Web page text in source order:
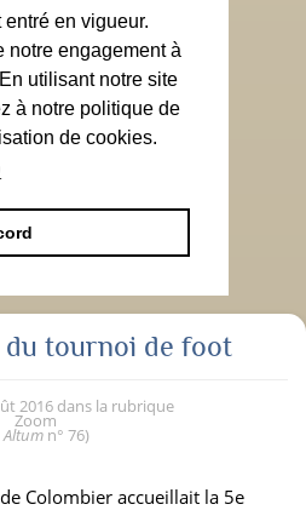
en vigueur.
notre engagement à
utilisant notre site
à notre politique de
de cookies.
du tournoi de foot
2016 dans la rubrique
Zoom
n° 76)
Colombier accueillait la 5e